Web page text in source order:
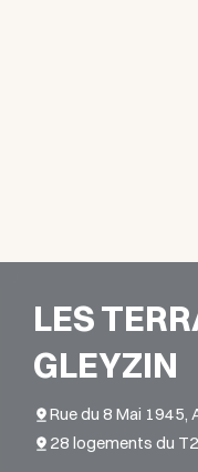
LES
GLEYZIN
Rue du 8 Mai 1945,
28 logements du